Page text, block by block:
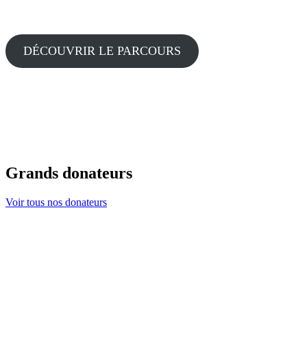
DÉCOUVRIR LE PARCOURS
Grands donateurs
Voir tous nos donateurs